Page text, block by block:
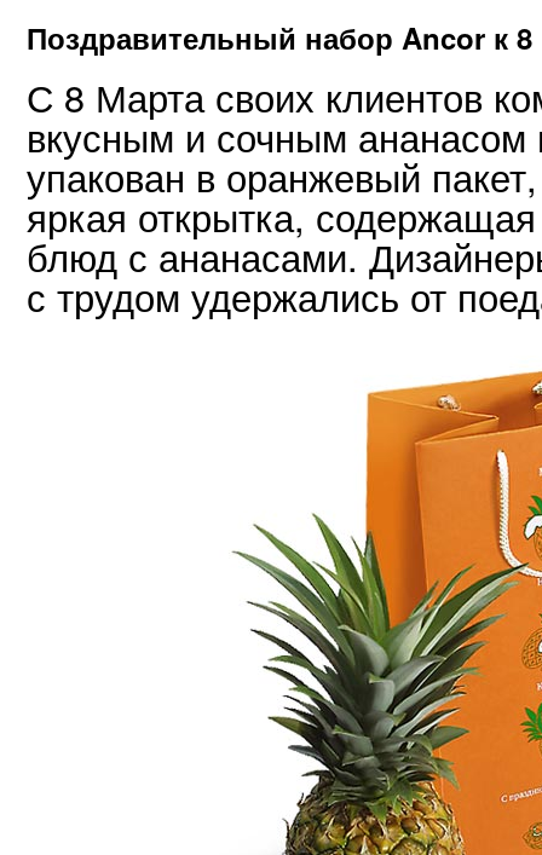
Поздравительный набор Ancor к 8
С 8 Марта своих клиентов
вкусным и сочным
упакован в оранжевый
яркая открытка,
блюд с ананасами.
с трудом удержались от